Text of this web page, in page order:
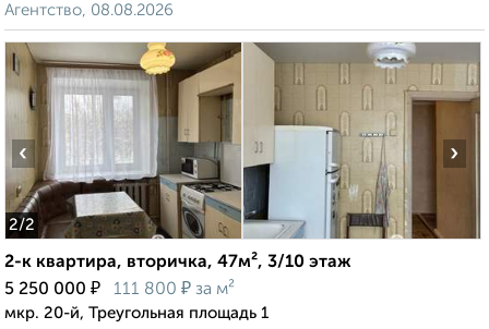
Агентство, 08.08.2026
2/2
‹ ›
2-к квартира, вторичка, 47м², 3/10 этаж
5 250 000 ₽ 111 800 ₽ за м²
мкр. 20-й, Треугольная площадь 1